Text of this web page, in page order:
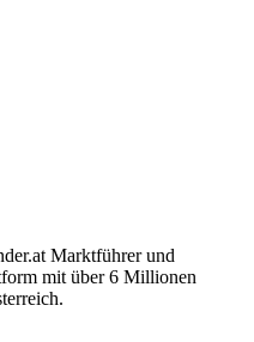
Marktführer und
mit über 6 Millionen